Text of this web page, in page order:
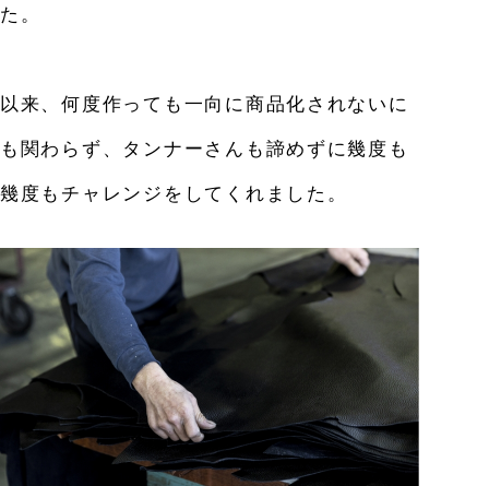
た。
以来、何度作っても一向に商品化されないに
も関わらず、 タンナーさんも諦めずに幾度も
幾度もチャレンジをしてくれました。